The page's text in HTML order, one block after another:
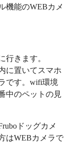
機能のWEBカメ
行きます。
に置いてスマホ
です。wifi環境
中のペットの見
ドッグカメ
はWEBカメラで